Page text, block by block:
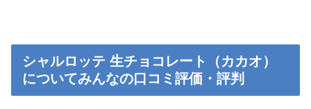
シャルロッテ 生チョコレート（カカオ）
についてみんなの口コミ評価・評判